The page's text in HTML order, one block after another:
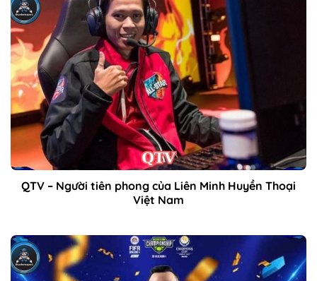
QTV – Người tiên phong của Liên Minh Huyền Thoại
Việt Nam